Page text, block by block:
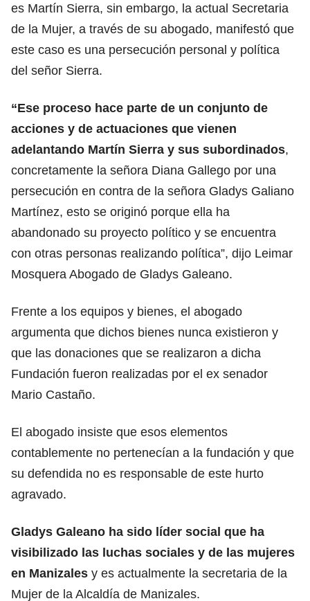
es Martín Sierra, sin embargo, la actual Secretaria
de la Mujer, a través de su abogado, manifestó que
este caso es una persecución personal y política
del señor Sierra.
“Ese proceso hace parte de un conjunto de
acciones y de actuaciones que vienen
adelantando Martín Sierra y sus subordinados,
concretamente la señora Diana Gallego por una
persecución en contra de la señora Gladys Galiano
Martínez, esto se originó porque ella ha
abandonado su proyecto político y se encuentra
con otras personas realizando política”, dijo Leimar
Mosquera Abogado de Gladys Galeano.
Frente a los equipos y bienes, el abogado
argumenta que dichos bienes nunca existieron y
que las donaciones que se realizaron a dicha
Fundación fueron realizadas por el ex senador
Mario Castaño.
El abogado insiste que esos elementos
contablemente no pertenecían a la fundación y que
su defendida no es responsable de este hurto
agravado.
Gladys Galeano ha sido líder social que ha
visibilizado las luchas sociales y de las mujeres
en Manizales y es actualmente la secretaria de la
Mujer de la Alcaldía de Manizales.